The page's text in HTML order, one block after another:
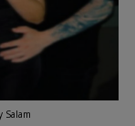
Salam